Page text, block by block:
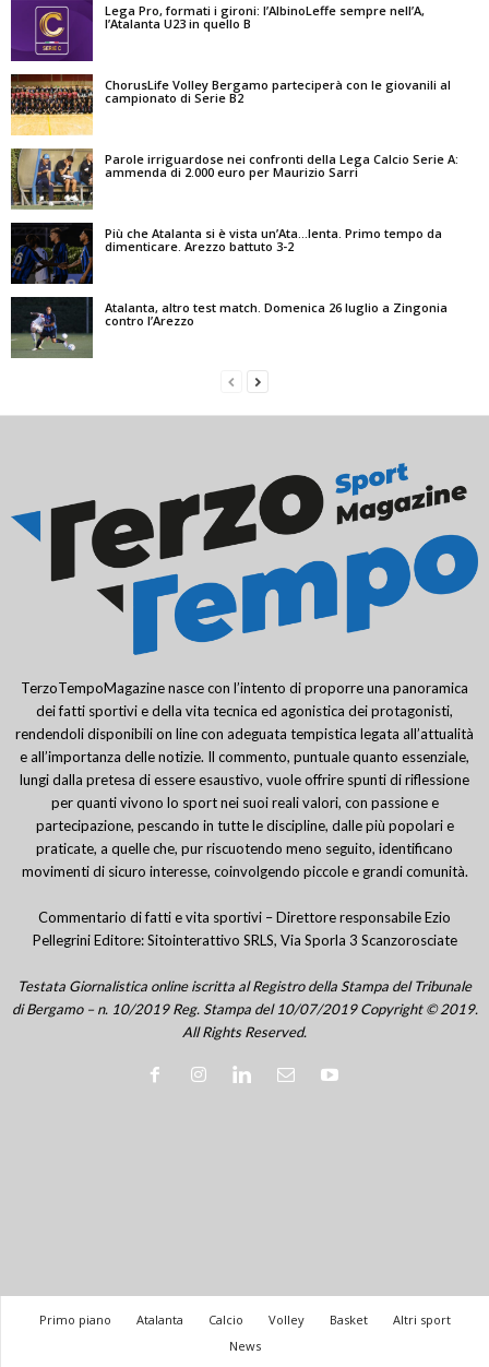
Lega Pro, formati i gironi: l’AlbinoLeffe sempre nell’A,
l’Atalanta U23 in quello B
ChorusLife Volley Bergamo parteciperà con le giovanili al
campionato di Serie B2
Parole irriguardose nei confronti della Lega Calcio Serie A:
ammenda di 2.000 euro per Maurizio Sarri
Più che Atalanta si è vista un’Ata…lenta. Primo tempo da
dimenticare. Arezzo battuto 3-2
Atalanta, altro test match. Domenica 26 luglio a Zingonia
contro l’Arezzo
TerzoTempoMagazine nasce con l’intento di proporre una panoramica
dei fatti sportivi e della vita tecnica ed agonistica dei protagonisti,
rendendoli disponibili on line con adeguata tempistica legata all’attualità
e all’importanza delle notizie. Il commento, puntuale quanto essenziale,
lungi dalla pretesa di essere esaustivo, vuole offrire spunti di riflessione
per quanti vivono lo sport nei suoi reali valori, con passione e
partecipazione, pescando in tutte le discipline, dalle più popolari e
praticate, a quelle che, pur riscuotendo meno seguito, identificano
movimenti di sicuro interesse, coinvolgendo piccole e grandi comunità.
Commentario di fatti e vita sportivi – Direttore responsabile Ezio
Pellegrini Editore: Sitointerattivo SRLS, Via Sporla 3 Scanzorosciate
Testata Giornalistica online iscritta al Registro della Stampa del Tribunale
di Bergamo – n. 10/2019 Reg. Stampa del 10/07/2019 Copyright © 2019.
All Rights Reserved.
Primo piano Atalanta Calcio Volley Basket
Altri sport
News